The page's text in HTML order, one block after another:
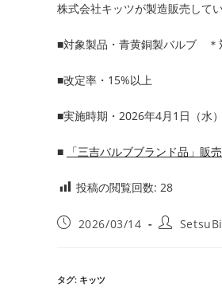
株式会社キッツが製造販売して
■対象製品・青黄銅製バルブ ＊
■改定率・15%以上
■実施時期・2026年4月1日（水
■ 「三吉バルブブランド品」販
投稿の閲覧回数: 28
投
日:
2026/03/14
投
タグ: キッツ